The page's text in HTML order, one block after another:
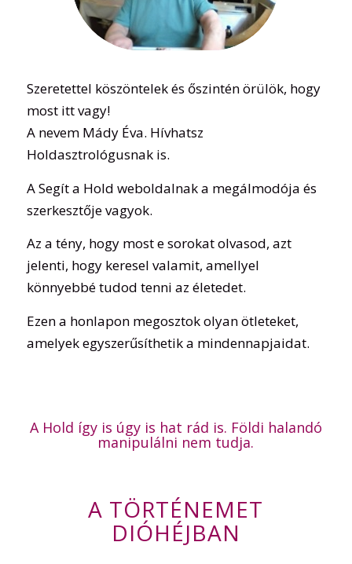
Szeretettel köszöntelek és őszintén örülök, hogy
most itt vagy!
A nevem Mády Éva. Hívhatsz
Holdasztrológusnak is.
A Segít a Hold weboldalnak a megálmodója és
szerkesztője vagyok.
Az a tény, hogy most e sorokat olvasod, azt
jelenti, hogy keresel valamit, amellyel
könnyebbé tudod tenni az életedet.
Ezen a honlapon megosztok olyan ötleteket,
amelyek egyszerűsíthetik a mindennapjaidat.
A Hold így is úgy is hat rád is. Földi halandó
manipulálni nem tudja.
A TÖRTÉNEMET
DIÓHÉJBAN